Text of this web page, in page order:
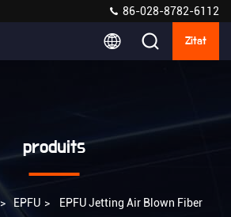
86-028-8782-6112
Zitat
produits
> EPFU > EPFU Jetting Air Blown Fiber